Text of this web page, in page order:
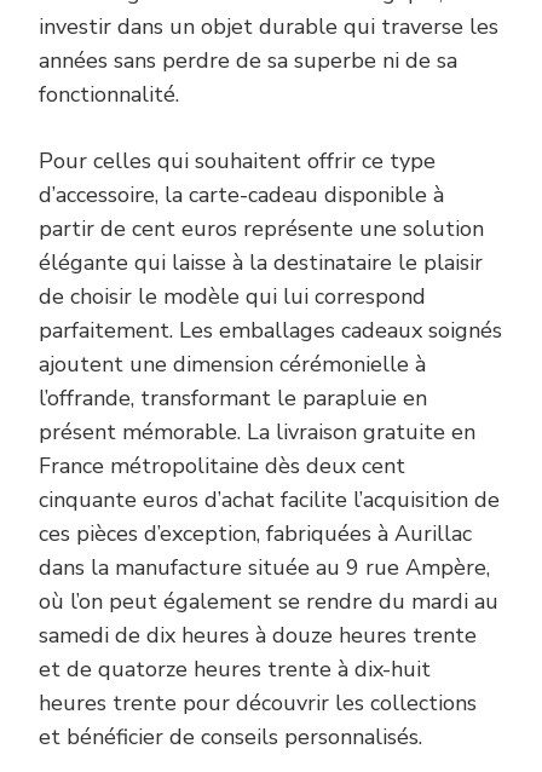
investir dans un objet durable qui traverse les
années sans perdre de sa superbe ni de sa
fonctionnalité.
Pour celles qui souhaitent offrir ce type
d’accessoire, la carte-cadeau disponible à
partir de cent euros représente une solution
élégante qui laisse à la destinataire le plaisir
de choisir le modèle qui lui correspond
parfaitement. Les emballages cadeaux soignés
ajoutent une dimension cérémonielle à
l’offrande, transformant le parapluie en
présent mémorable. La livraison gratuite en
France métropolitaine dès deux cent
cinquante euros d’achat facilite l’acquisition de
ces pièces d’exception, fabriquées à Aurillac
dans la manufacture située au 9 rue Ampère,
où l’on peut également se rendre du mardi au
samedi de dix heures à douze heures trente
et de quatorze heures trente à dix-huit
heures trente pour découvrir les collections
et bénéficier de conseils personnalisés.